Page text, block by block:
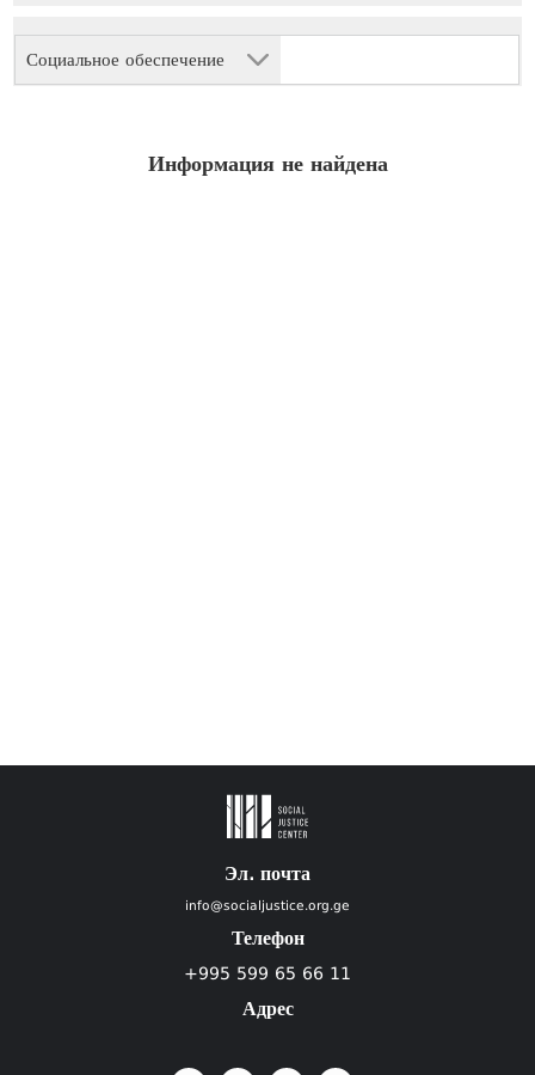
Социальное обеспечение
Информация не найдена
Эл. почта
info@socialjustice.org.ge
Телефон
+995 599 65 66 11
Адрес